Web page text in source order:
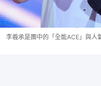
李羲承是團中的「全能ACE」與人